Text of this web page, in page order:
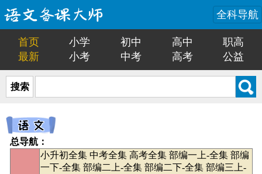
全科导航
首页 小学 初中 高中
职高
最新
小考 中考 高考 公益
搜索
总导航：
小升初全集 中考全集 高考全集 部编一上-全集 部编
一下-全集 部编二上-全集 部编二下-全集 部编三上-